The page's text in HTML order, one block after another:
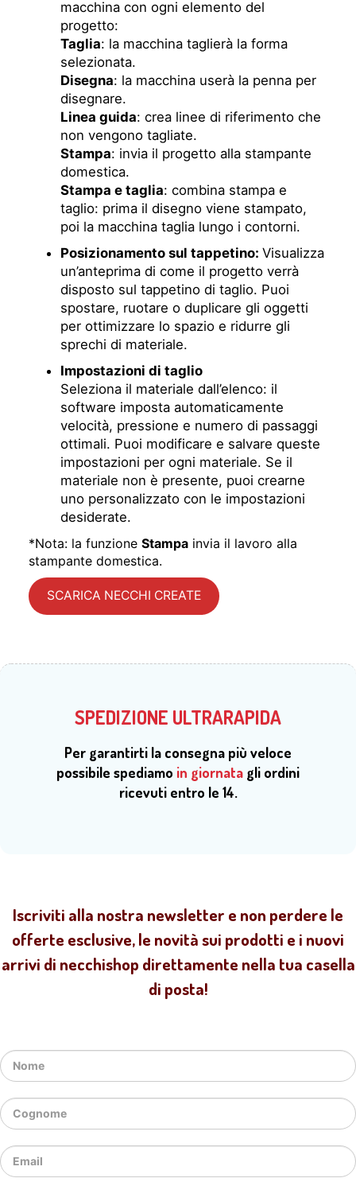
macchina con ogni elemento del
progetto:
Taglia: la macchina taglierà la forma
selezionata.
Disegna: la macchina userà la penna per
disegnare.
Linea guida: crea linee di riferimento che
non vengono tagliate.
Stampa: invia il progetto alla stampante
domestica.
Stampa e taglia: combina stampa e
taglio: prima il disegno viene stampato,
poi la macchina taglia lungo i contorni.
Posizionamento sul tappetino: Visualizza
un’anteprima di come il progetto verrà
disposto sul tappetino di taglio. Puoi
spostare, ruotare o duplicare gli oggetti
per ottimizzare lo spazio e ridurre gli
sprechi di materiale.
Impostazioni di taglio
Seleziona il materiale dall’elenco: il
software imposta automaticamente
velocità, pressione e numero di passaggi
ottimali. Puoi modificare e salvare queste
impostazioni per ogni materiale. Se il
materiale non è presente, puoi crearne
uno personalizzato con le impostazioni
desiderate.
*Nota: la funzione Stampa invia il lavoro alla
stampante domestica.
SCARICA NECCHI CREATE
SPEDIZIONE ULTRARAPIDA
Per garantirti la consegna più veloce
possibile spediamo in giornata gli ordini
ricevuti entro le 14.
Iscriviti alla nostra newsletter e non perdere le
offerte esclusive, le novità sui prodotti e i nuovi
arrivi di necchishop direttamente nella tua casella
di posta!